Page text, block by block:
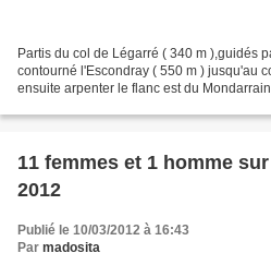
Partis du col de Légarré ( 340 m ),guidés
contourné l'Escondray ( 550 m ) jusqu'au
ensuite arpenter le flanc est du
11 femmes et 1 homme
2012
Publié le 10/03/2012 à 16:43
Par madosita